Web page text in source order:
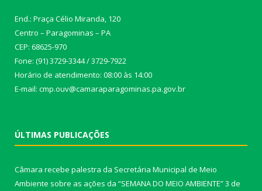
End.: Praça Célio Miranda, 120
Centro – Paragominas – PA
CEP: 68625-970
Fone: (91) 3729-3344 / 3729-7922
Horário de atendimento: 08:00 às 14:00
E-mail: cmp.ouv@camaraparagominas.pa.gov.br
ÚLTIMAS PUBLICAÇÕES
Câmara recebe palestra da Secretária Municipal de Meio
Ambiente sobre as ações da “SEMANA DO MEIO AMBIENTE”3 de